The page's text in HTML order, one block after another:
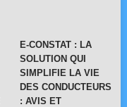
E-CONSTAT : LA
SOLUTION QUI
SIMPLIFIE LA VIE
DES CONDUCTEURS
: AVIS ET